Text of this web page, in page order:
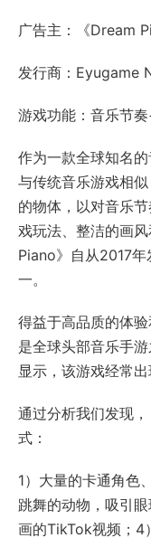
广告主：《Dream
发行商：Eyugame
游戏功能：音乐节
作为一款全球知名
与传统音乐游戏相
的物体，以对音乐
戏玩法、整洁的画
Piano》自从2017
一。
得益于高品质的体
是全球头部音乐手
显示，该游戏经常
通过分析我们发现
式：
1）大量的卡通角色
跳舞的动物，吸引
画的TikTok视频；4